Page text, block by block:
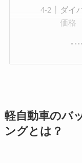
ダイ
価格
軽自動車のバ
ングとは？